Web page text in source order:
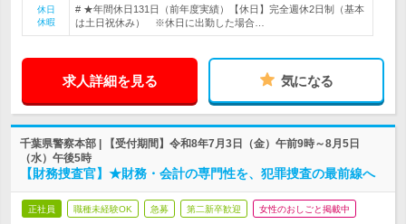
休日
休暇
# ★年間休日131日（前年度実績）【休日】完全週休2日制（基本
は土日祝休み） ※休日に出勤した場合…
求人詳細を見る 気になる
千葉県警察本部 | 【受付期間】令和8年7月3日（金）午前9時～8月5日
（水）午後5時
【財務捜査官】★財務・会計の専門性を、犯罪捜査の最前線へ
正社員 職種未経験OK 急募 第二新卒歓迎 女性のおしごと掲載中